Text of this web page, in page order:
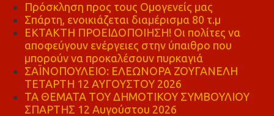
Πρόσκληση προς τους Ομογενείς μας
Σπάρτη, ενοικιάζεται διαμέρισμα 80 τ.μ
ΕΚΤΑΚΤΗ ΠΡΟΕΙΔΟΠΟΙΗΣΗ! Οι πολίτες να
αποφεύγουν ενέργειες στην ύπαιθρο που
μπορούν να προκαλέσουν πυρκαγιά
ΣΑΪΝΟΠΟΥΛΕΙΟ: ΕΛΕΩΝΟΡΑ ΖΟΥΓΑΝΕΛΗ
ΤΕΤΑΡΤΗ 12 ΑΥΓΟΥΣΤΟΥ 2026
ΤΑ ΘΕΜΑΤΑ ΤΟΥ ΔΗΜΟΤΙΚΟΥ ΣΥΜΒΟΥΛΙΟΥ
ΣΠΑΡΤΗΣ 12 Αυγούστου 2026